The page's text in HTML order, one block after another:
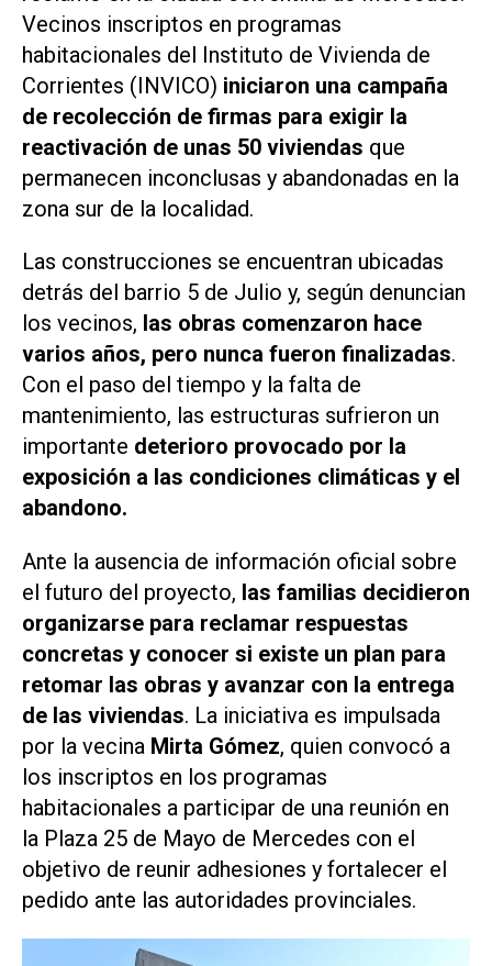
Vecinos inscriptos en programas
habitacionales del Instituto de Vivienda de
Corrientes (INVICO) iniciaron una campaña
de recolección de firmas para exigir la
reactivación de unas 50 viviendas que
permanecen inconclusas y abandonadas en la
zona sur de la localidad.
Las construcciones se encuentran ubicadas
detrás del barrio 5 de Julio y, según denuncian
los vecinos, las obras comenzaron hace
varios años, pero nunca fueron finalizadas.
Con el paso del tiempo y la falta de
mantenimiento, las estructuras sufrieron un
importante deterioro provocado por la
exposición a las condiciones climáticas y el
abandono.
Ante la ausencia de información oficial sobre
el futuro del proyecto, las familias decidieron
organizarse para reclamar respuestas
concretas y conocer si existe un plan para
retomar las obras y avanzar con la entrega
de las viviendas. La iniciativa es impulsada
por la vecina Mirta Gómez, quien convocó a
los inscriptos en los programas
habitacionales a participar de una reunión en
la Plaza 25 de Mayo de Mercedes con el
objetivo de reunir adhesiones y fortalecer el
pedido ante las autoridades provinciales.